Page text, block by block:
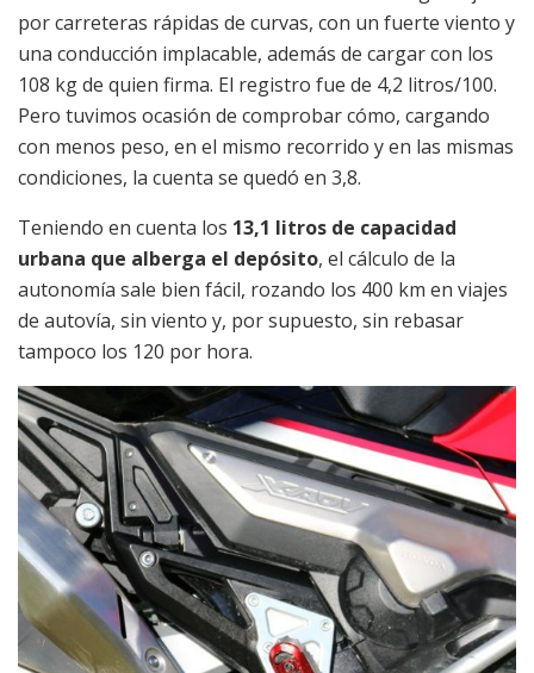
por carreteras rápidas de curvas, con un fuerte viento y
una conducción implacable, además de cargar con los
108 kg de quien firma. El registro fue de 4,2 litros/100.
Pero tuvimos ocasión de comprobar cómo, cargando
con menos peso, en el mismo recorrido y en las mismas
condiciones, la cuenta se quedó en 3,8.
Teniendo en cuenta los 13,1 litros de capacidad
urbana que alberga el depósito, el cálculo de la
autonomía sale bien fácil, rozando los 400 km en viajes
de autovía, sin viento y, por supuesto, sin rebasar
tampoco los 120 por hora.